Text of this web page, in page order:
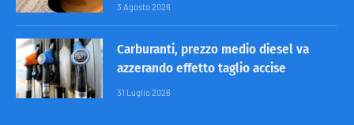
3 Agosto 2026
Carburanti, prezzo medio diesel va
azzerando effetto taglio accise
31 Luglio 2026